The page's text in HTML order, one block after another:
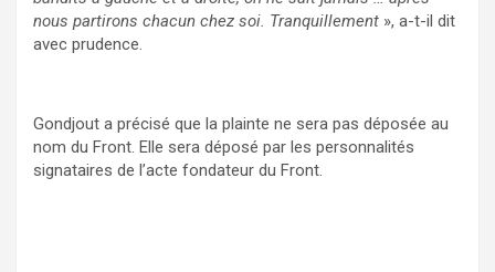
nous partirons chacun chez soi. Tranquillement », a-t-il dit
avec prudence.
Gondjout a précisé que la plainte ne sera pas déposée au
nom du Front. Elle sera déposé par les personnalités
signataires de l’acte fondateur du Front.